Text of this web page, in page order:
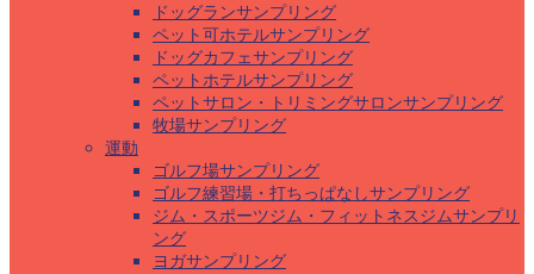
ドッグランサンプリング
ペット可ホテルサンプリング
ドッグカフェサンプリング
ペットホテルサンプリング
ペットサロン・トリミングサロンサンプリング
牧場サンプリング
運動
ゴルフ場サンプリング
ゴルフ練習場・打ちっぱなしサンプリング
ジム・スポーツジム・フィットネスジムサンプリ
ング
ヨガサンプリング